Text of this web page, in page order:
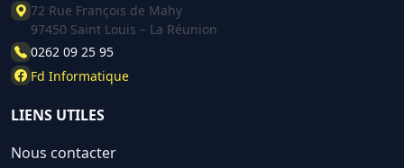
72 Rue François de Mahy
97450 Saint Louis – La Réunion
0262 09 25 95
Fd Informatique
LIENS UTILES
Nous contacter